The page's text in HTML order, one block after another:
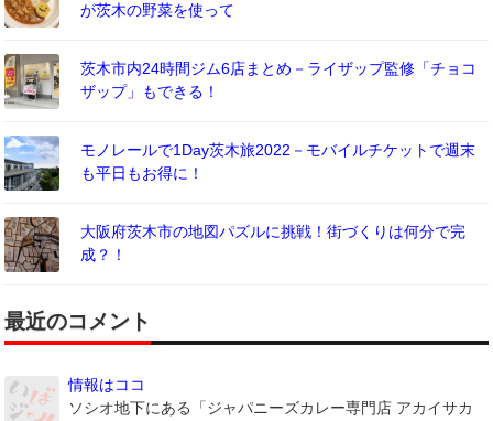
が茨木の野菜を使って
茨木市内24時間ジム6店まとめ－ライザップ監修「チョコ
ザップ」もできる！
モノレールで1Day茨木旅2022－モバイルチケットで週末
も平日もお得に！
大阪府茨木市の地図パズルに挑戦！街づくりは何分で完
成？！
最近のコメント
情報はココ
ソシオ地下にある「ジャパニーズカレー専門店 アカイサカ